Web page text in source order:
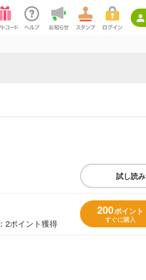
試し読み
：2ポイント獲得
200ポイント
すぐに購入